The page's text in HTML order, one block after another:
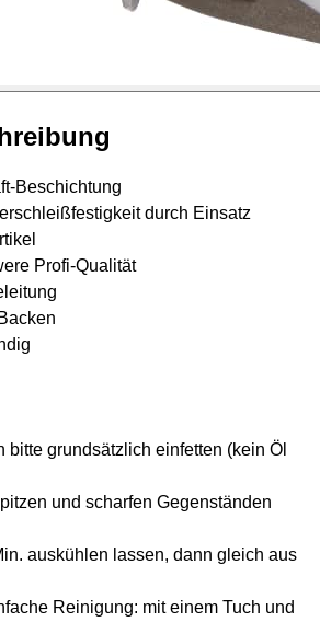
Beschichtung
durch Einsatz
Profi-Qualität
bitte grundsätzlich einfetten (kein Öl
und scharfen Gegenständen
auskühlen lassen, dann gleich aus
Reinigung: mit einem Tuch und